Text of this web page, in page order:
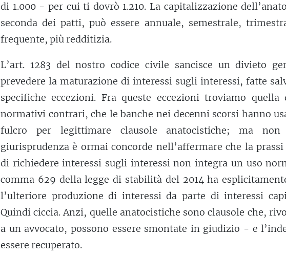
di 1.000 - per cui ti dovrò 1.210. La capitalizzazione
seconda dei patti, può essere annuale, semestrale,
frequente, più redditizia.
L’art. 1283 del nostro codice civile sancisce un divieto
prevedere la maturazione di interessi sugli interessi, fatte
specifiche eccezioni. Fra queste eccezioni troviamo quella
normativi contrari, che le banche nei decenni scorsi hanno
fulcro per legittimare clausole anatocistiche; ma
giurisprudenza è ormai concorde nell’affermare che la
di richiedere interessi sugli interessi non integra un uso
comma 629 della legge di stabilità del 2014 ha
l’ulteriore produzione di interessi da parte di interessi
Quindi ciccia. Anzi, quelle anatocistiche sono clausole che,
a un avvocato, possono essere smontate in giudizio - e
essere recuperato.